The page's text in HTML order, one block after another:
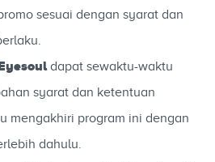
sesuai dengan syarat dan
dapat sewaktu-waktu
syarat dan ketentuan
mengakhiri program ini dengan
dahulu.